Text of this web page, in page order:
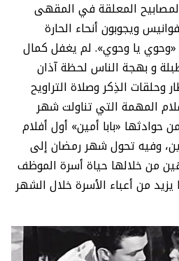
المعلقة في المقهى
ويجوبون أنحاء الحارة
«وحوي يا وحوي». لم يغفل كمال
و بهجة الناس لحظة آذان
الذِكر وصلاة التراويح
المهمة التي تناولت شهر
«بابا أمين» أول أفلام
وفيه تحول شهر رمضان إلى
من خلالها حياة أسرة الموظف
من أعباء الأسرة خلال الشهر